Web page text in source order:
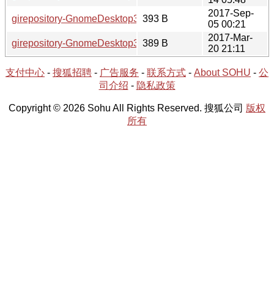
girepository-GnomeDesktop3.0-3.24.2-1.hint
393 B
2017-Sep-
05 00:21
girepository-GnomeDesktop3.0-3.22.2-1.hint
389 B
2017-Mar-
20 21:11
支付中心 - 搜狐招聘 - 广告服务 - 联系方式 - About SOHU - 公
司介绍 - 隐私政策
Copyright © 2026 Sohu All Rights Reserved. 搜狐公司 版权
所有